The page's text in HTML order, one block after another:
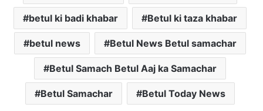
betul ki badi khabar Betul ki taza khabar
betul news Betul News Betul samachar
Betul Samach Betul Aaj ka Samachar
Betul Samachar Betul Today News